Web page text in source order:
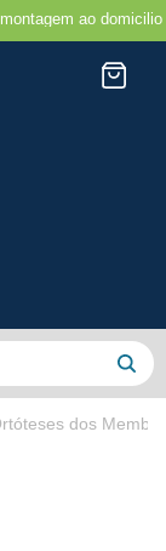
ao domicilio na
dos